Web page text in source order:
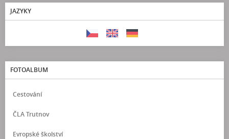
JAZYKY
FOTOALBUM
Cestování
ČLA Trutnov
Evropské školství